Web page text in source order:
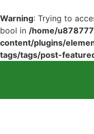
Warning: Trying to
bool in /home/
content/plugins/
tags/tags/post-